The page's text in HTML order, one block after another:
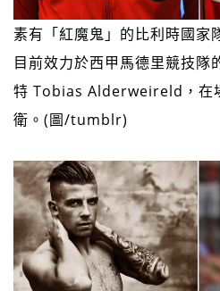
素有「紅魔鬼」的比利時國家
目前效力於西甲馬德里競技隊
特 Tobias Alderweireld，在
衛。(圖/tumblr)